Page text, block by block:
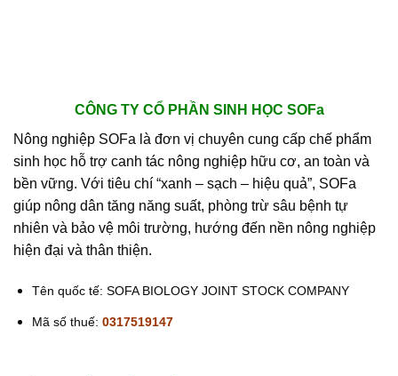
CÔNG TY CỔ PHẦN SINH HỌC SOFa
Nông nghiệp SOFa là đơn vị chuyên cung cấp chế phẩm
sinh học hỗ trợ canh tác nông nghiệp hữu cơ, an toàn và
bền vững. Với tiêu chí “xanh – sạch – hiệu quả”, SOFa
giúp nông dân tăng năng suất, phòng trừ sâu bệnh tự
nhiên và bảo vệ môi trường, hướng đến nền nông nghiệp
hiện đại và thân thiện.
Tên quốc tế: SOFA BIOLOGY JOINT STOCK COMPANY
Mã số thuế: 0317519147